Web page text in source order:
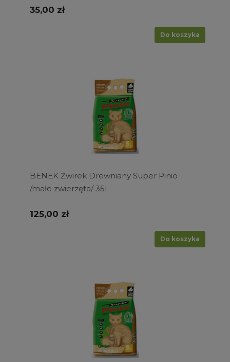
35,00 zł
Do koszyka
BENEK Żwirek Drewniany Super Pinio
/małe zwierzęta/ 35l
125,00 zł
Do koszyka